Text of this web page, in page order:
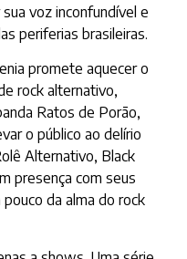
voz inconfundível e
periferias brasileiras.
promete aquecer o
rock alternativo,
Ratos de Porão,
o público ao delírio
Alternativo, Black
presença com seus
da alma do rock